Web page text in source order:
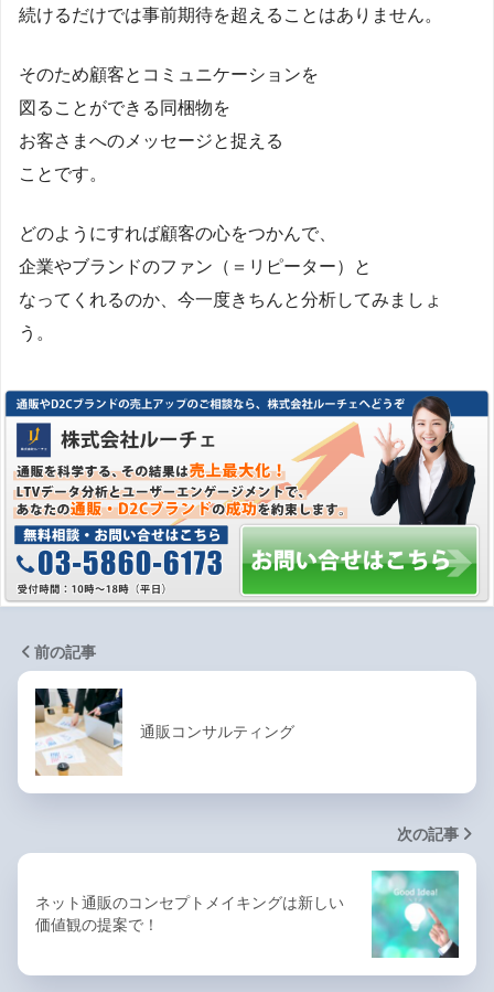
続けるだけでは事前期待を超えることはありません。
そのため顧客とコミュニケーションを
図ることができる同梱物を
お客さまへのメッセージと捉える
ことです。
どのようにすれば顧客の心をつかんで、
企業やブランドのファン（＝リピーター）と
なってくれるのか、今一度きちんと分析してみましょ
う。
前の記事
通販コンサルティング
次の記事
ネット通販のコンセプトメイキングは新しい
価値観の提案で！